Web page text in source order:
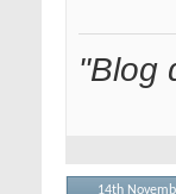
"Blog
14th